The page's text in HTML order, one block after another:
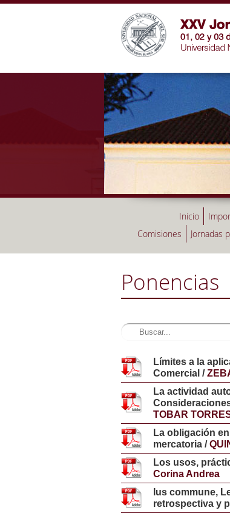
Inicio
Comisiones
Jornadas
Ponencias
Límites a la
Comercial /
La actividad
TOBAR
La obligación
mercatoria /
Los usos,
Corina Andrea
Ius commune,
retrospectiva y